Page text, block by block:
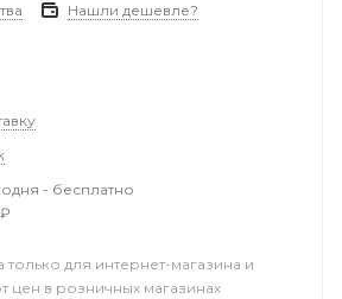
Нашли дешевле?
- бесплатно
только для интернет-магазина и
цен в розничных магазинах